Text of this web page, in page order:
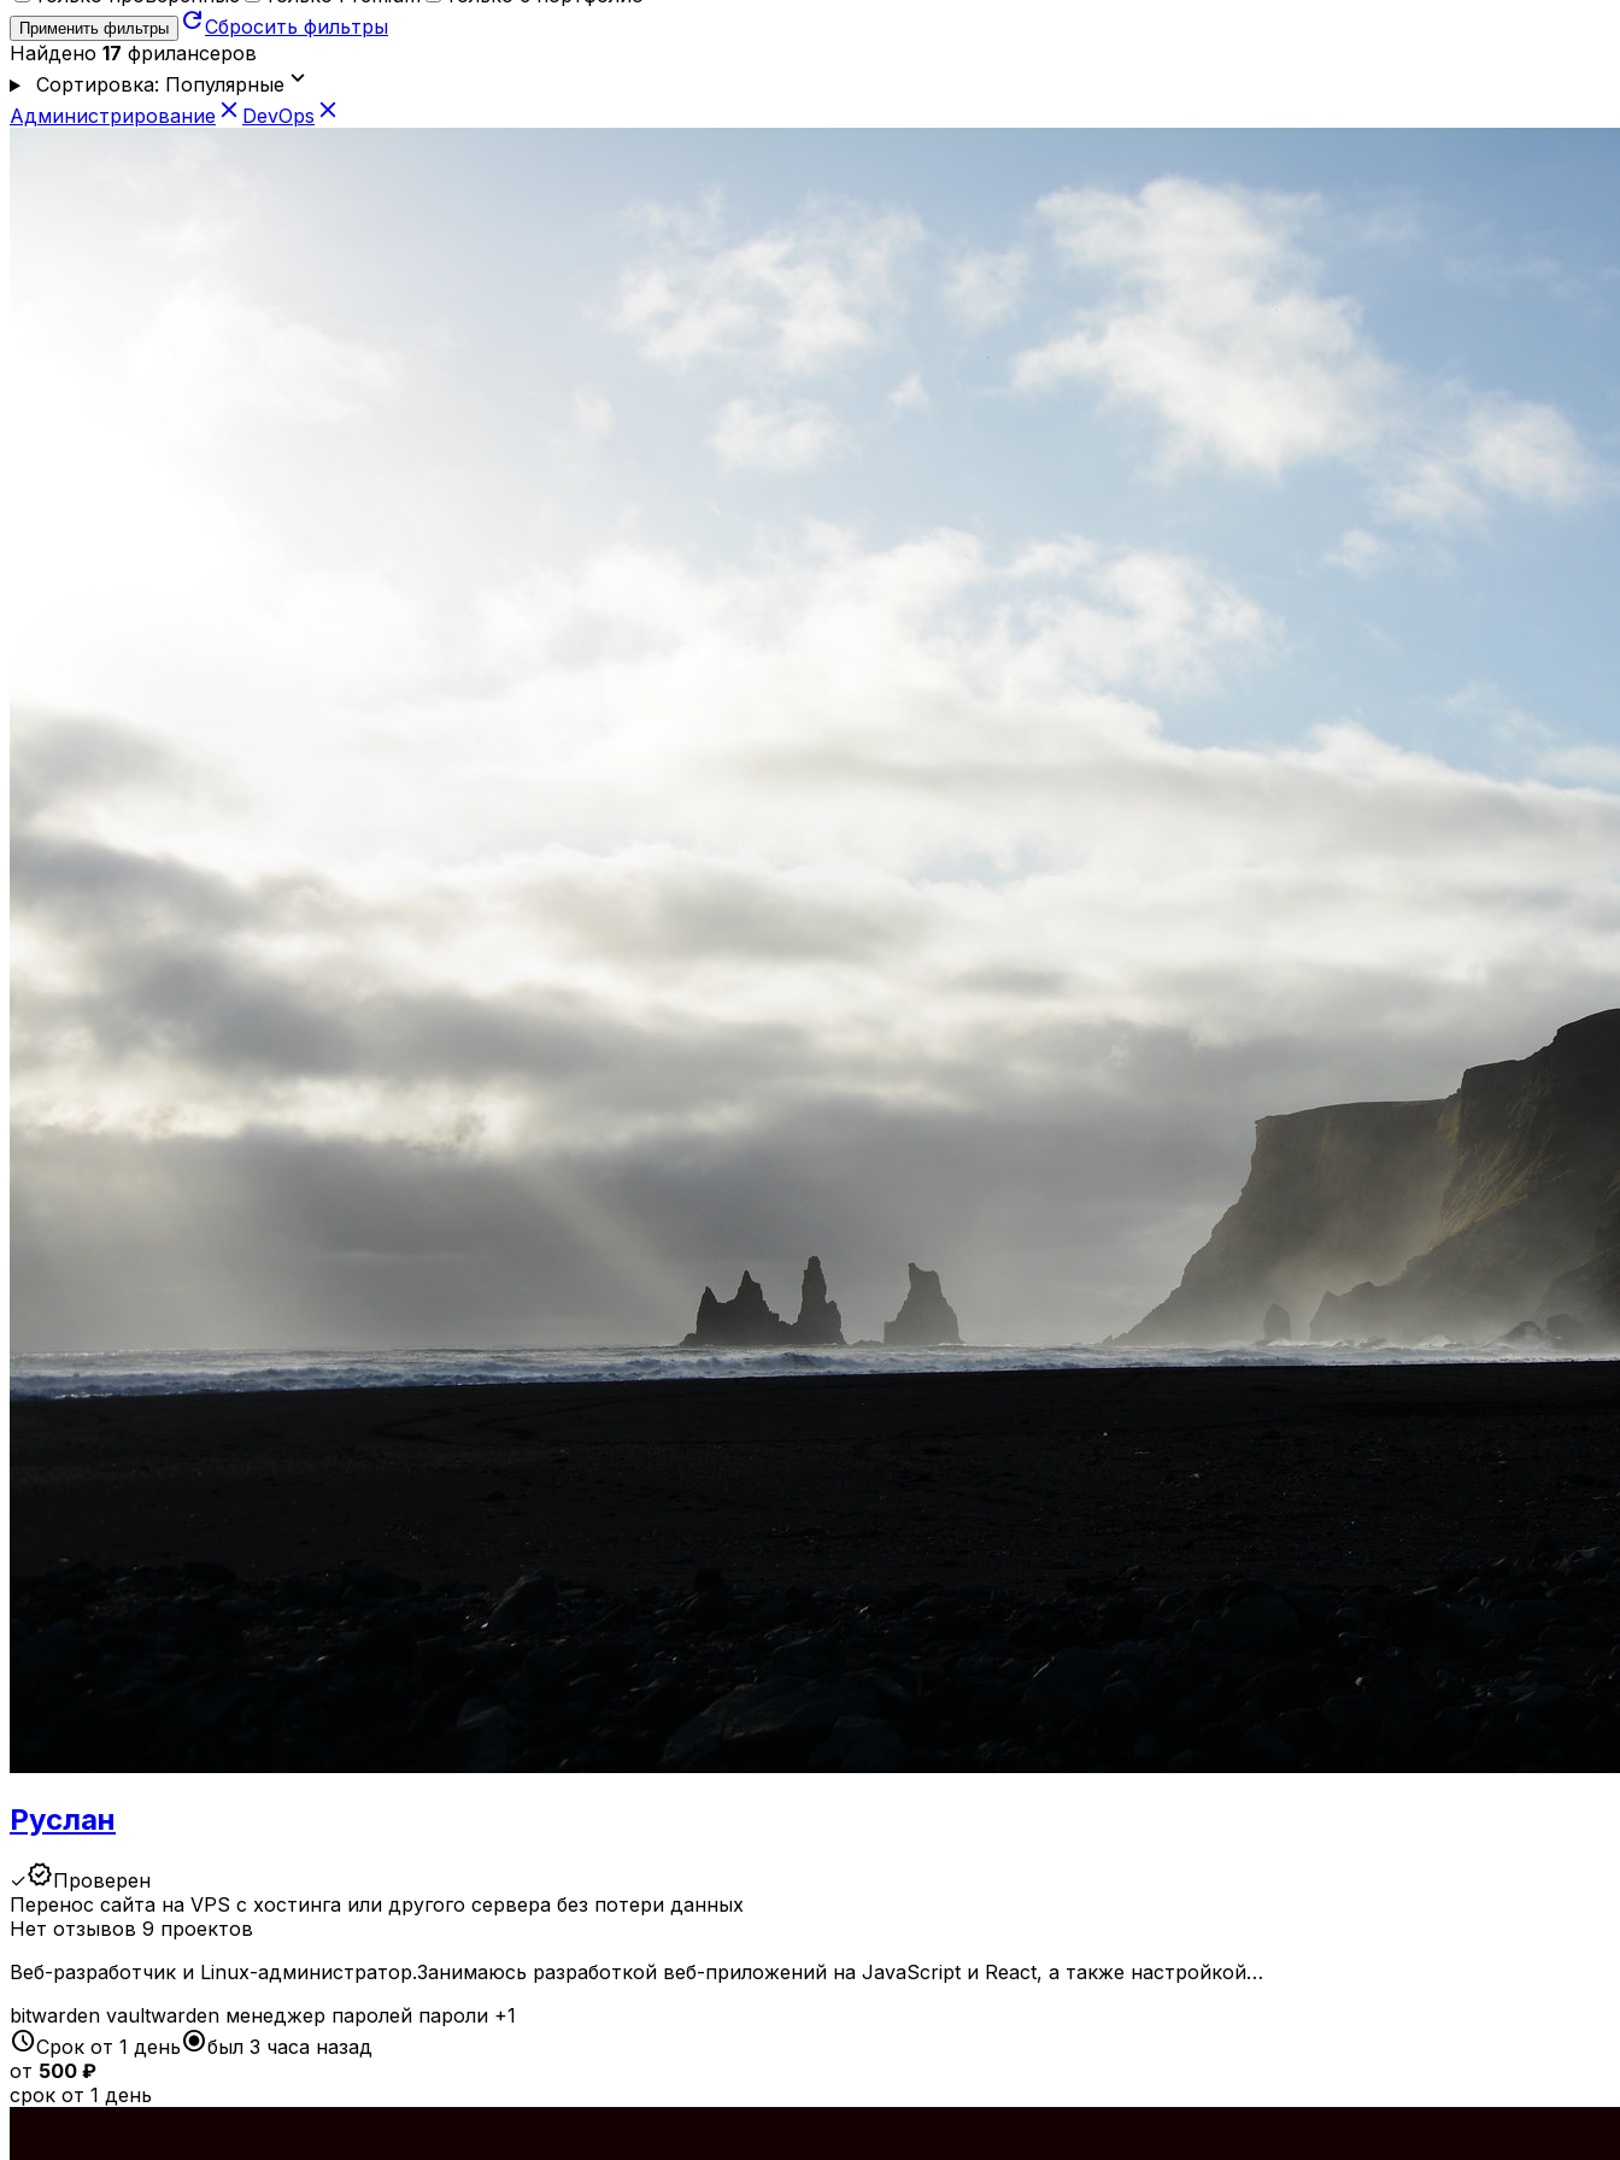
Применить фильтры refreshСбросить фильтры
Найдено 17 фрилансеров
Сортировка: Популярныеexpand_more
Администрирование close DevOps close
Руслан
✓verifiedПроверен
Перенос сайта на VPS с хостинга или другого сервера без потери данных
Нет отзывов 9 проектов
Веб-разработчик и Linux-администратор.Занимаюсь разработкой веб-приложений на JavaScript и React, а также настройкой…
bitwarden vaultwarden менеджер паролей пароли +1
scheduleСрок от 1 деньradio_button_checkedбыл 3 часа назад
от 500 ₽
срок от 1 день